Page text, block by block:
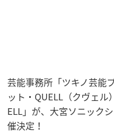
芸能事務所「ツキノ芸能
ット・QUELL（クヴェル
ELL」が、大宮ソニック
催決定！